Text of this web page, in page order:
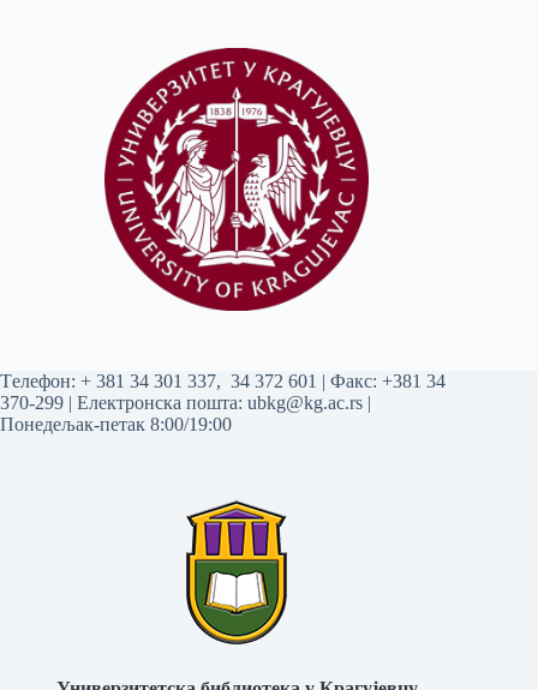
Tелефон: + 381 34 301 337, 34 372 601 | Факс: +381 34
370-299 | Електронска пошта: ubkg@kg.ac.rs |
Понедељак-петак 8:00/19:00